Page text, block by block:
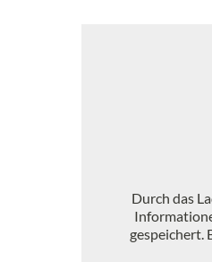
Durch das
gespeichert.